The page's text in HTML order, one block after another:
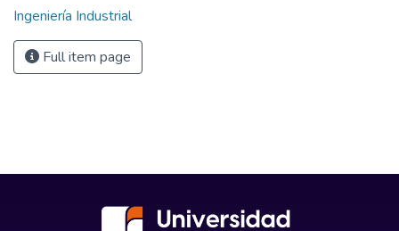
Ingeniería Industrial
Full item page